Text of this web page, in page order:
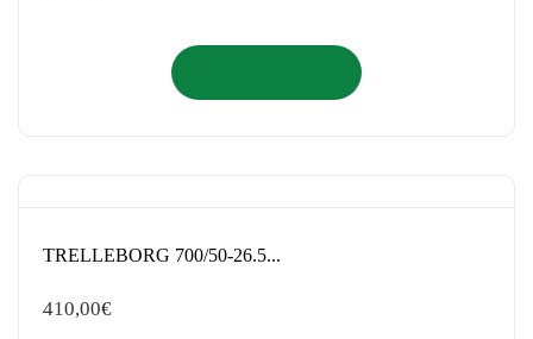
TRELLEBORG 700/50-26.5...
410,00€